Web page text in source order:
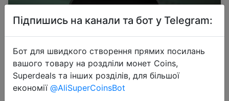
Підпишись на канали та бот у Telegram:
Бот для швидкого створення прямих посилань
вашого товару на роздліли монет Coins,
Superdeals та інших розділів, для більшої
економії @AliSuperCoinsBot